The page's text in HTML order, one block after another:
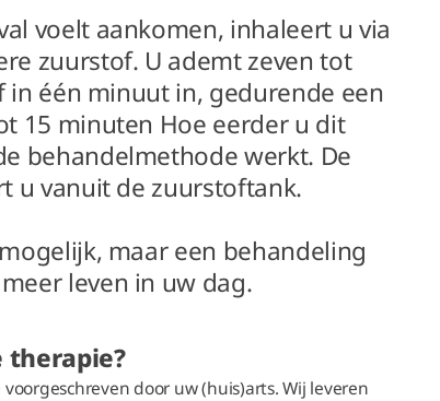
voelt aankomen, inhaleert u via
zuurstof. U ademt zeven tot
één minuut in, gedurende een
15 minuten Hoe eerder u dit
behandelmethode werkt. De
u vanuit de zuurstoftank.
maar een behandeling
leven in uw dag.
therapie?
door uw (huis)arts. Wij leveren